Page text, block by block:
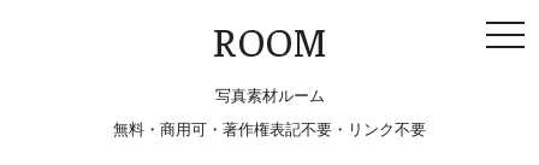
ROOM
写真素材ルーム
無料・商用可・著作権表記不要・リンク不要